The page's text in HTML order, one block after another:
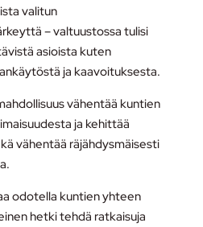
valitun
– valtuustossa tulisi
asioista kuten
ja kaavoituksesta.
vähentää kuntien
ja kehittää
vähentää räjähdysmäisesti
odotella kuntien yhteen
hetki tehdä ratkaisuja